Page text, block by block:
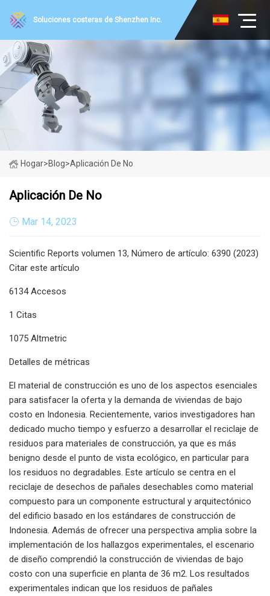
Soluciones costeras de Shenzhen Inc.
Hogar>Blog>Aplicación De No
Aplicación De No
Mar 14, 2023
Scientific Reports volumen 13, Número de artículo: 6390 (2023)
Citar este artículo
6134 Accesos
1 Citas
1075 Altmetric
Detalles de métricas
El material de construcción es uno de los aspectos esenciales
para satisfacer la oferta y la demanda de viviendas de bajo
costo en Indonesia. Recientemente, varios investigadores han
dedicado mucho tiempo y esfuerzo a desarrollar el reciclaje de
residuos para materiales de construcción, ya que es más
benigno desde el punto de vista ecológico, en particular para
los residuos no degradables. Este artículo se centra en el
reciclaje de desechos de pañales desechables como material
compuesto para un componente estructural y arquitectónico
del edificio basado en los estándares de construcción de
Indonesia. Además de ofrecer una perspectiva amplia sobre la
implementación de los hallazgos experimentales, el escenario
de diseño comprendió la construcción de viviendas de bajo
costo con una superficie en planta de 36 m2. Los resultados
experimentales indican que los residuos de pañales